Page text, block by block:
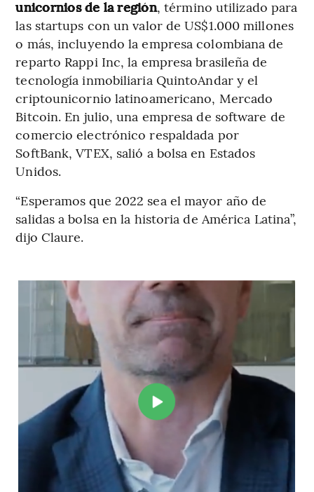
unicornios de la región, término utilizado para
las startups con un valor de US$1.000 millones
o más, incluyendo la empresa colombiana de
reparto Rappi Inc, la empresa brasileña de
tecnología inmobiliaria QuintoAndar y el
criptounicornio latinoamericano, Mercado
Bitcoin. En julio, una empresa de software de
comercio electrónico respaldada por
SoftBank, VTEX, salió a bolsa en Estados
Unidos.
“Esperamos que 2022 sea el mayor año de
salidas a bolsa en la historia de América Latina”,
dijo Claure.